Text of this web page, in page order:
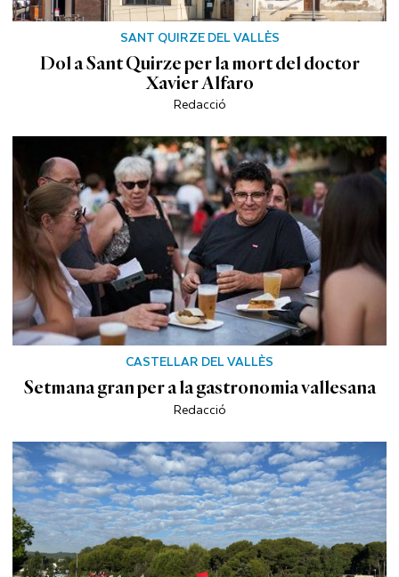
SANT QUIRZE DEL VALLÈS
Dol a Sant Quirze per la mort del doctor
Xavier Alfaro
Redacció
CASTELLAR DEL VALLÈS
Setmana gran per a la gastronomia vallesana
Redacció